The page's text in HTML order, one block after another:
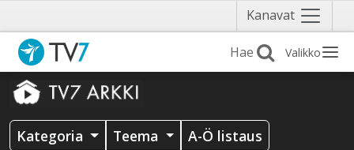
Kanavat Näytä
valikko
Valikko
Kategoria Teema A-Ö listaus